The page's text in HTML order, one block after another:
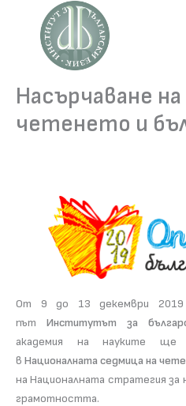
content
Насърчаване
четенето и
От 9 до 13 декември 2019
път Институтът за
академия на науките ще
в Националната седмица на
на Националната стратегия за
грамотността.